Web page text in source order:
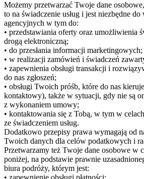
Możemy przetwarzać Twoje dane
to na świadczenie usług i jest niezbędne
agencyjnych w tym do:
• przedstawiania oferty oraz umożliwienia
drogą elektroniczną;
• do przesłania informacji marketingowych;
• w realizacji zamówień i świadczeń
• zapewnienia obsługi transakcji i
do nas zgłoszeń;
• obsługi Twoich próśb, które do nas
kontaktowy), także w sytuacji, gdy nie są
z wykonaniem umowy;
• kontaktowania się z Tobą, w tym w
ze świadczeniem usług.
Dodatkowo przepisy prawa wymagają od
Twoich danych dla celów podatkowych i
Przetwarzamy też Twoje dane osobowe w
poniżej, na podstawie prawnie
biura podróży, którym jest: